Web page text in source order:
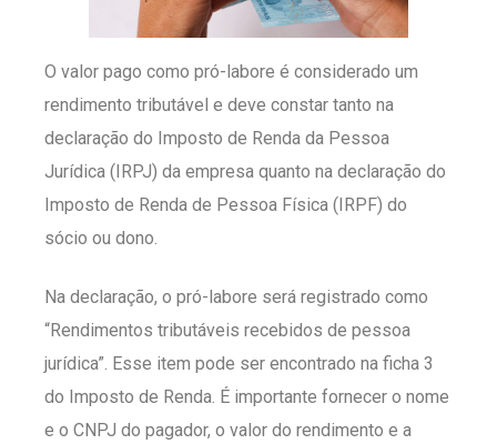
O valor pago como pró-labore é considerado um
rendimento tributável e deve constar tanto na
declaração do Imposto de Renda da Pessoa
Jurídica (IRPJ) da empresa quanto na declaração do
Imposto de Renda de Pessoa Física (IRPF) do
sócio ou dono.
Na declaração, o pró-labore será registrado como
“Rendimentos tributáveis recebidos de pessoa
jurídica”. Esse item pode ser encontrado na ficha 3
do Imposto de Renda. É importante fornecer o nome
e o CNPJ do pagador, o valor do rendimento e a